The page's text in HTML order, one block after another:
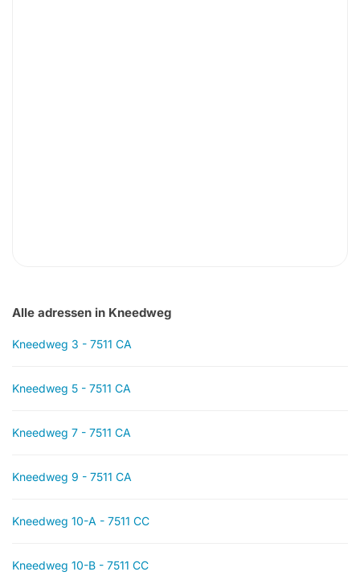
Alle adressen in Kneedweg
Kneedweg 3 - 7511 CA
Kneedweg 5 - 7511 CA
Kneedweg 7 - 7511 CA
Kneedweg 9 - 7511 CA
Kneedweg 10-A - 7511 CC
Kneedweg 10-B - 7511 CC